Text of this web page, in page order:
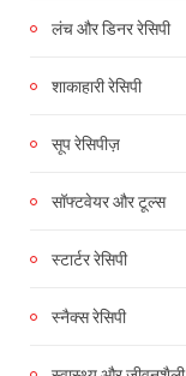
लंच और डिनर रेसिपी
शाकाहारी रेसिपी
सूप रेसिपीज़
सॉफ्टवेयर और टूल्स
स्टार्टर रेसिपी
स्नैक्स रेसिपी